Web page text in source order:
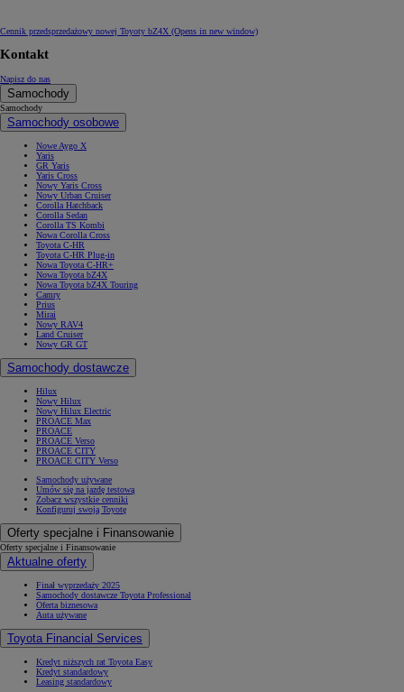
Cennik przedsprzedażowy nowej Toyoty bZ4X (Opens in new window)
Kontakt
Napisz do nas
Samochody
Samochody
Samochody osobowe
Nowe Aygo X
Yaris
GR Yaris
Yaris Cross
Nowy Yaris Cross
Nowy Urban Cruiser
Corolla Hatchback
Corolla Sedan
Corolla TS Kombi
Nowa Corolla Cross
Toyota C-HR
Toyota C-HR Plug-in
Nowa Toyota C-HR+
Nowa Toyota bZ4X
Nowa Toyota bZ4X Touring
Camry
Prius
Mirai
Nowy RAV4
Land Cruiser
Nowy GR GT
Samochody dostawcze
Hilux
Nowy Hilux
Nowy Hilux Electric
PROACE Max
PROACE
PROACE Verso
PROACE CITY
PROACE CITY Verso
Samochody używane
Umów się na jazdę testową
Zobacz wszystkie cenniki
Konfiguruj swoją Toyotę
Oferty specjalne i Finansowanie
Oferty specjalne i Finansowanie
Aktualne oferty
Finał wyprzedaży 2025
Samochody dostawcze Toyota Professional
Oferta biznesowa
Auta używane
Toyota Financial Services
Kredyt niższych rat Toyota Easy
Kredyt standardowy
Leasing standardowy